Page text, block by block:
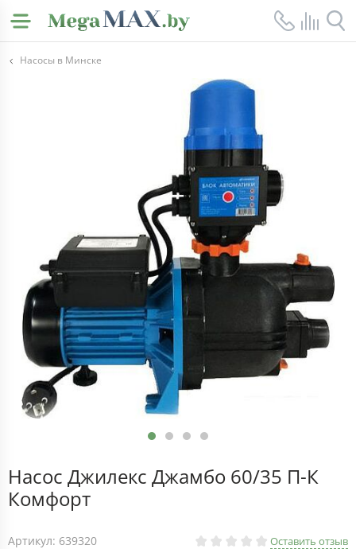
Насосы в Минске
Насос Джилекс Джамбо 60/35 П-К
Комфорт
Артикул: 639320 Оставить отзыв